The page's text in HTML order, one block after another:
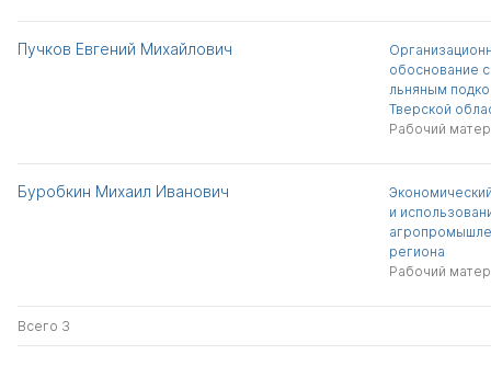
Пучков Евгений Михайлович
обоснование
льняным
Тверской
Рабочий
Буробкин Михаил Иванович
и
региона
Рабочий
Всего 3